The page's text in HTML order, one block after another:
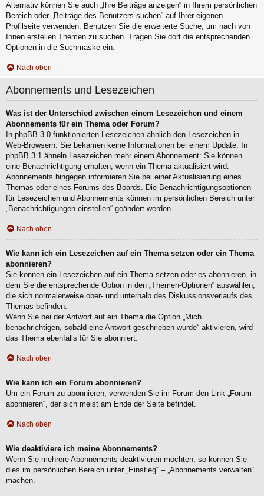
Alternativ können Sie auch „Ihre Beiträge anzeigen“ in Ihrem persönlichen
Bereich oder „Beiträge des Benutzers suchen“ auf Ihrer eigenen
Profilseite verwenden. Benutzen Sie die erweiterte Suche, um nach von
Ihnen erstellen Themen zu suchen. Tragen Sie dort die entsprechenden
Optionen in die Suchmaske ein.
Nach oben
Abonnements und Lesezeichen
Was ist der Unterschied zwischen einem Lesezeichen und einem
Abonnements für ein Thema oder Forum?
In phpBB 3.0 funktionierten Lesezeichen ähnlich den Lesezeichen in
Web-Browsern: Sie bekamen keine Informationen bei einem Update. In
phpBB 3.1 ähneln Lesezeichen mehr einem Abonnement: Sie können
eine Benachrichtigung erhalten, wenn ein Thema aktualisiert wird.
Abonnements hingegen informieren Sie bei einer Aktualisierung eines
Themas oder eines Forums des Boards. Die Benachrichtigungsoptionen
für Lesezeichen und Abonnements können im persönlichen Bereich unter
„Benachrichtigungen einstellen“ geändert werden.
Nach oben
Wie kann ich ein Lesezeichen auf ein Thema setzen oder ein Thema
abonnieren?
Sie können ein Lesezeichen auf ein Thema setzen oder es abonnieren, in
dem Sie die entsprechende Option in den „Themen-Optionen“ auswählen,
die sich normalerweise ober- und unterhalb des Diskussionsverlaufs des
Themas befinden.
Wenn Sie bei der Antwort auf ein Thema die Option „Mich
benachrichtigen, sobald eine Antwort geschrieben wurde“ aktivieren, wird
das Thema ebenfalls für Sie abonniert.
Nach oben
Wie kann ich ein Forum abonnieren?
Um ein Forum zu abonnieren, verwenden Sie im Forum den Link „Forum
abonnieren“, der sich meist am Ende der Seite befindet.
Nach oben
Wie deaktiviere ich meine Abonnements?
Wenn Sie mehrere Abonnements deaktivieren möchten, so können Sie
dies im persönlichen Bereich unter „Einstieg“ – „Abonnements verwalten“
machen.